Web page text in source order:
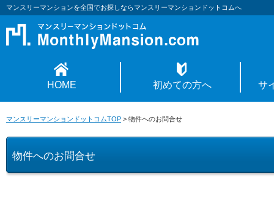
マンスリーマンションを全国でお探しならマンスリーマンションドットコムへ
HOME 初めての方へ サ
マンスリーマンションドットコムTOP > 物件へのお問合せ
物件へのお問合せ